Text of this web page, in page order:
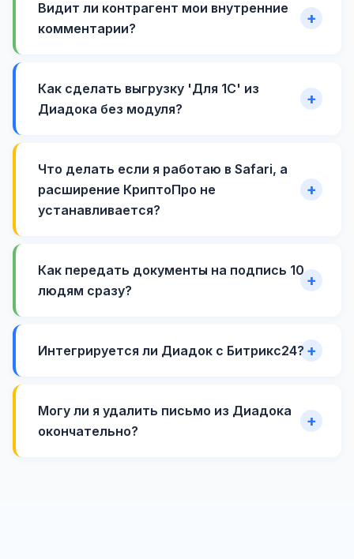
Видит ли контрагент мои внутренние
комментарии?
Как сделать выгрузку 'Для 1С' из
Диадока без модуля?
Что делать если я работаю в Safari, а
расширение КриптоПро не
устанавливается?
Как передать документы на подпись 10
людям сразу?
Интегрируется ли Диадок с Битрикс24?
Могу ли я удалить письмо из Диадока
окончательно?